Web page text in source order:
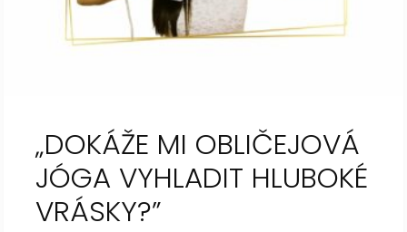
„DOKÁŽE MI OBLIČEJOVÁ
JÓGA VYHLADIT HLUBOKÉ
VRÁSKY?”